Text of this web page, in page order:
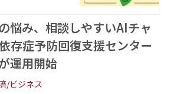
悩み、相談しやすいAIチャ
存症予防回復支援センター
運用開始
/ビジネス